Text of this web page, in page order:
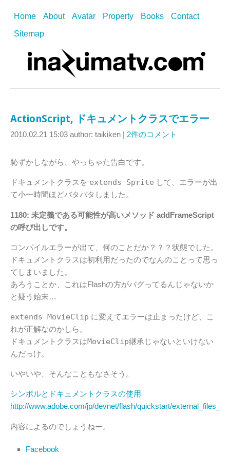
Home About Avatar Property Books
Contact
Sitemap
ActionScript, ドキュメントクラスでエラー
2010.02.21 15:03 author: taikiken | 2件のコメント
恥ずかしながら、やっちゃた告白です。
ドキュメントクラスを extends Sprite して、エラーが出
て小一時間ほどバタバタしました。
1180: 未定義である可能性が高いメソッド addFrameScript
の呼び出しです。
コンパイルエラーが出て、何のことだか？？？状態でした。
ドキュメントクラスは初利用だったのでなんのことって思っ
てしまいました。
あろうことか、これはFlashの方がバグってるんじゃないか
と疑う始末…
extends MovieClip に変えてエラーは止まったけど、こ
れが正解なのかしら。
ドキュメントクラスはMovieClip継承じゃないといけない
んだっけ。
いやいや、そんなこともなさそう。
シンボルとドキュメントクラスの使用
http://www.adobe.com/jp/devnet/flash/quickstart/
内容によるのでしょうねー。
Facebook